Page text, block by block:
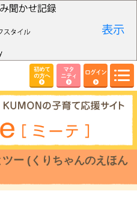
初めて
の方へ
マタ
ニティ
ログイン
ー (くりちゃんのえほん